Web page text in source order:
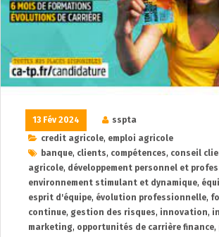
13 Fév 2024
sspta
credit agricole, emploi agricole
banque, clients, compétences, conseil
agricole, développement personnel et
environnement stimulant et dynamique,
esprit d'équipe, évolution professionnelle,
continue, gestion des risques, innovation,
marketing, opportunités de carrière finance,